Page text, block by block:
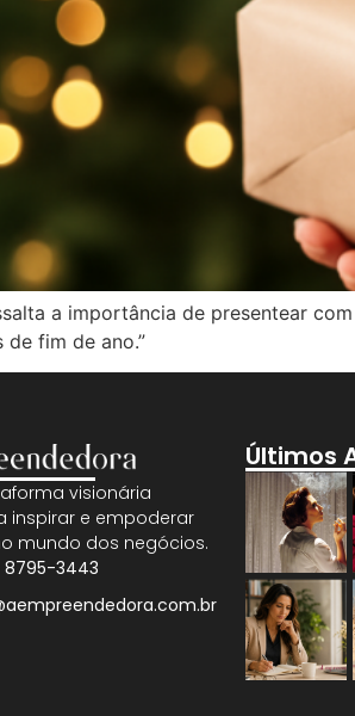
a importância de presentear
de fim de ano.”
visionária
inspirar e empoderar
mundo dos negócios.
8795-3443
Últimos